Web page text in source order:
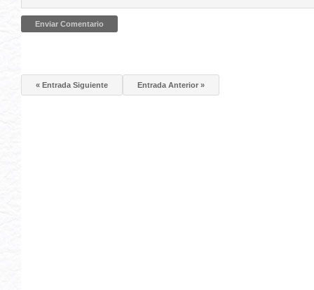
« Entrada Siguiente Entrada Anterior »